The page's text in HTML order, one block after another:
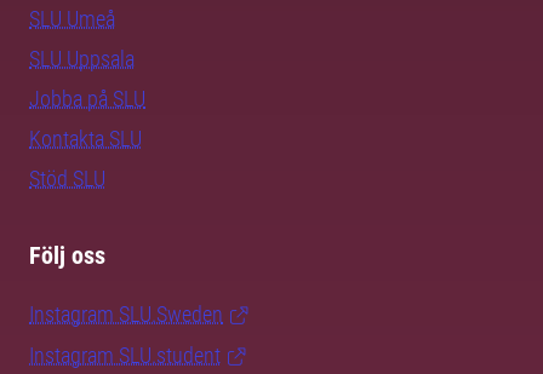
SLU Umeå
SLU Uppsala
Jobba på SLU
Kontakta SLU
Stöd SLU
Följ oss
Instagram SLU.Sweden
Instagram SLU.student